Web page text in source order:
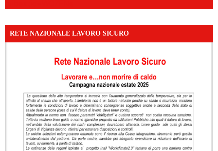
RETE NAZIONALE LAVORO SICURO